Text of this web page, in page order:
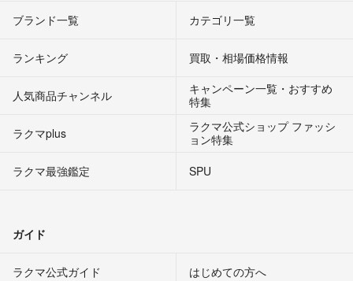
ブランド一覧 カテゴリ一覧
ランキング 買取・相場価格情報
人気商品チャンネル
キャンペーン一覧・おすすめ
特集
ラクマplus
ラクマ公式ショップ ファッシ
ョン特集
ラクマ最強鑑定
SPU
ガイド
ラクマ公式ガイド はじめての方へ